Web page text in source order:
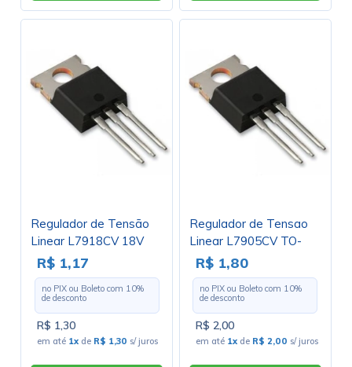
Regulador de Tensão
Linear L7918CV 18V
1A Negativo TO220
R$ 1,17
no PIX ou Boleto com 10%
de desconto
R$ 1,30
em até 1x de R$ 1,30 s/ juros
Regulador de Tensao
Linear L7905CV TO-
220 - Cod. Loja 2389
R$ 1,80
no PIX ou Boleto com 10%
de desconto
R$ 2,00
em até 1x de R$ 2,00 s/ juros